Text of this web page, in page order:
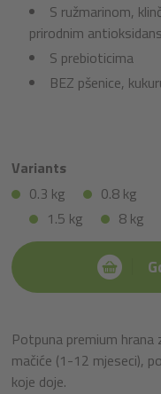
S ružmarinom,
prirodnim
S prebioticima
BEZ pšenice,
Variants
0.3 kg
0.8 kg
1.5 kg
8 kg
Potpuna premium
mačiće (1-12 mjeseci),
koje doje.